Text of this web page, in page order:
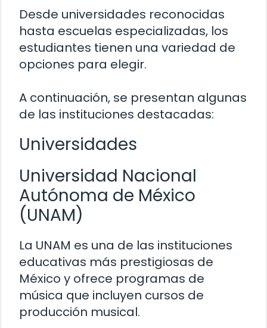
Desde universidades reconocidas
hasta escuelas especializadas, los
estudiantes tienen una variedad de
opciones para elegir.
A continuación, se presentan algunas
de las instituciones destacadas:
Universidades
Universidad Nacional
Autónoma de México
(UNAM)
La UNAM es una de las instituciones
educativas más prestigiosas de
México y ofrece programas de
música que incluyen cursos de
producción musical.